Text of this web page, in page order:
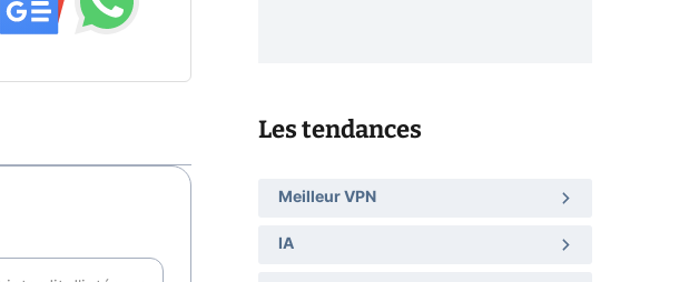
Les tendances
Meilleur VPN
IA